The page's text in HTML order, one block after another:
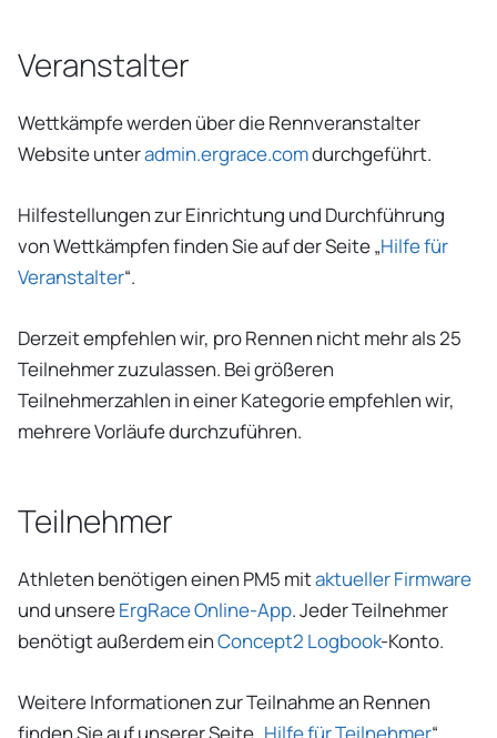
Veranstalter
Wettkämpfe werden über die Rennveranstalter
Website unteradmin.ergrace.comdurchgeführt.
Hilfestellungen zur Einrichtung und Durchführung
von Wettkämpfen finden Sie auf der Seite „Hilfe für
Veranstalter“.
Derzeit empfehlen wir, pro Rennen nicht mehr als 25
Teilnehmer zuzulassen. Bei größeren
Teilnehmerzahlen in einer Kategorie empfehlen wir,
mehrere Vorläufe durchzuführen.
Teilnehmer
Athleten benötigen einen PM5 mitaktueller Firmware
und unsereErgRace Online-App. Jeder Teilnehmer
benötigt außerdem einConcept2 Logbook-Konto.
Weitere Informationen zur Teilnahme an Rennen